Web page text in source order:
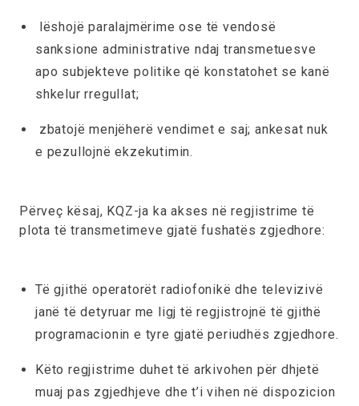
lëshojë paralajmërime ose të vendosë
sanksione administrative ndaj transmetuesve
apo subjekteve politike që konstatohet se kanë
shkelur rregullat;
zbatojë menjëherë vendimet e saj; ankesat nuk
e pezullojnë ekzekutimin.
Përveç kësaj, KQZ-ja ka akses në regjistrime të
plota të transmetimeve gjatë fushatës zgjedhore:
Të gjithë operatorët radiofonikë dhe televizivë
janë të detyruar me ligj të regjistrojnë të gjithë
programacionin e tyre gjatë periudhës zgjedhore.
Këto regjistrime duhet të arkivohen për dhjetë
muaj pas zgjedhjeve dhe t’i vihen në dispozicion